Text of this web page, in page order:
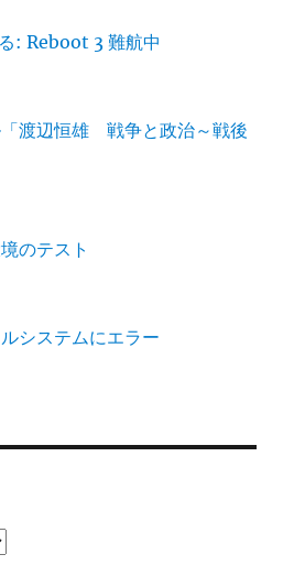
: Reboot 3 難航中
「渡辺恒雄 戦争と政治～戦後
のテスト
システムにエラー